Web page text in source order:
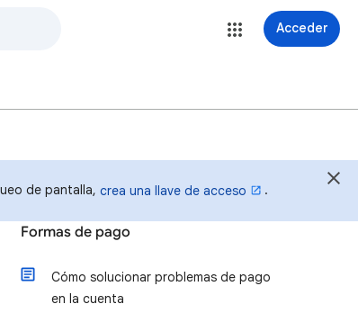
Acceder
de pantalla, crea una llave de acceso .
Formas de pago
Cómo solucionar problemas de pago
en la cuenta